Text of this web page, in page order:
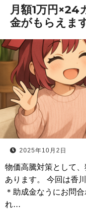
月額1万円×24
金がもらえま
2025年10月2日
物価高騰対策として
あります。 今回は香
＊助成金なうにお問
れ…